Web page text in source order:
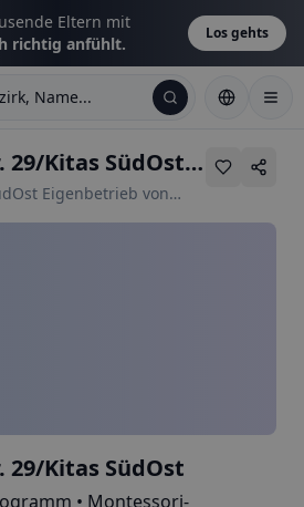
Eltern mit
richtig anfühlt.
Los gehts
Name...
Kita Bölschestr. 29/Kitas SüdOst
•
Eigenbetrieb von
29/Kitas SüdOst
• Montessori-